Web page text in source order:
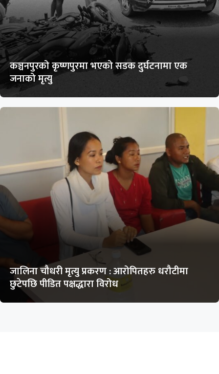
कञ्चनपुरको कृष्णपुरमा भएको सडक दुर्घटनामा एक
जनाको मृत्यु
जालिना चौधरी मृत्यु प्रकरण : आरोपितहरु धरौटीमा
छुटेपछि पीडित पक्षद्धारा विरोध